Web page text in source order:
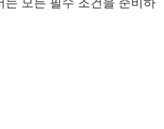
는 모든 필수 조건을 준비하